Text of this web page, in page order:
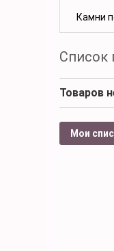
Камни
Список
Товаров
Мои